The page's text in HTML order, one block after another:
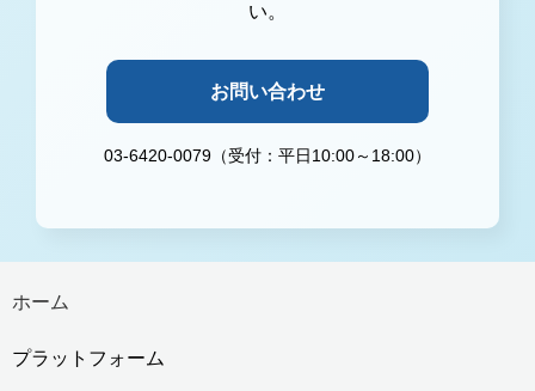
い。
お問い合わせ
03-6420-0079（受付：平日10:00～18:00）
ホーム
プラットフォーム